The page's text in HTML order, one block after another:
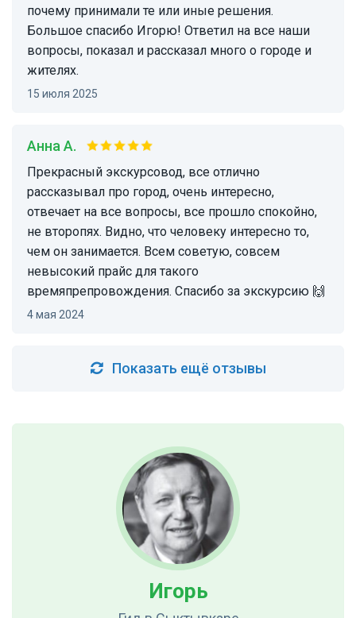
почему принимали те или иные решения.
Большое спасибо Игорю! Ответил на все наши
вопросы, показал и рассказал много о городе и
жителях.
15 июля 2025
Анна А.
Прекрасный экскурсовод, все отлично
рассказывал про город, очень интересно,
отвечает на все вопросы, все прошло спокойно,
не второпях. Видно, что человеку интересно то,
чем он занимается. Всем советую, совсем
невысокий прайс для такого
времяпрепровождения. Спасибо за экскурсию 🙌
4 мая 2024
Показать ещё отзывы
Игорь